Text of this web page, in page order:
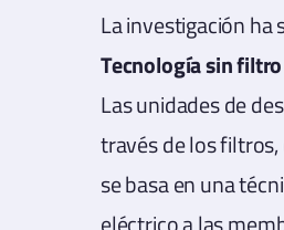
La investigación ha
Tecnología sin filtro
Las unidades de
través de los
se basa en una